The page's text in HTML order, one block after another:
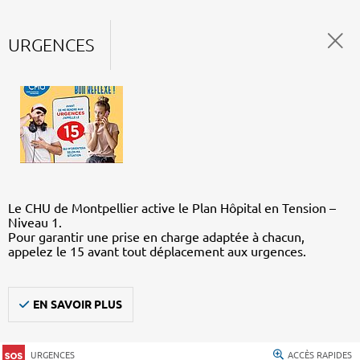
URGENCES
Le CHU de Montpellier active le Plan Hôpital en Tension –
Niveau 1.
Pour garantir une prise en charge adaptée à chacun,
appelez le 15 avant tout déplacement aux urgences.
EN SAVOIR PLUS
URGENCES ACCÈS RAPIDES